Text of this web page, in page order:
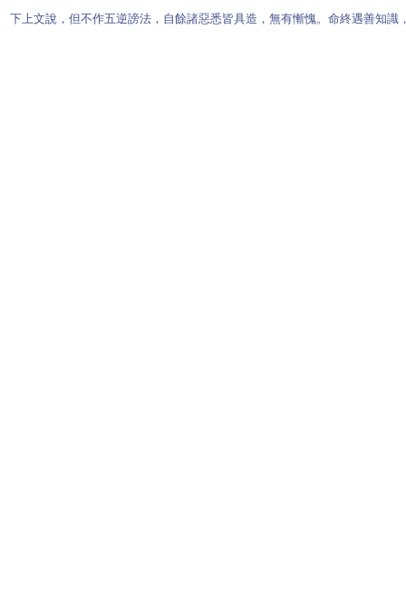
下上文說，但不作五逆謗法，自餘諸惡悉皆具造，無有慚愧。命終遇善知